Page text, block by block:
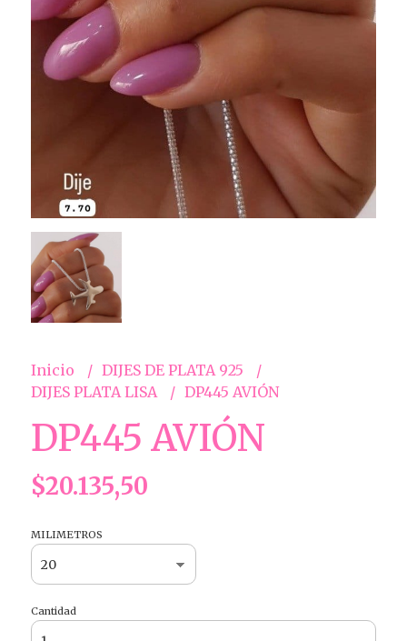
Inicio
DIJES DE PLATA 925
DIJES PLATA LISA
DP445 AVIÓN
DP445 AVIÓN
$20.135,50
MILIMETROS
Cantidad